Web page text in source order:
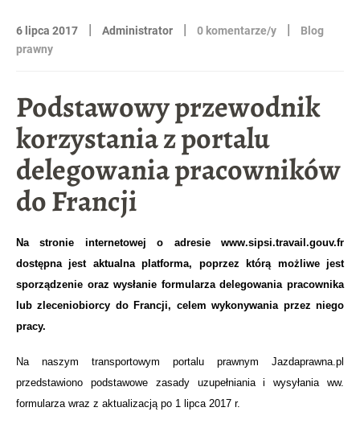
6 lipca 2017 | Administrator | 0 komentarze/y |
Blog
prawny
Podstawowy przewodnik
korzystania z portalu
delegowania pracowników
do Francji
Na stronie internetowej o adresie www.sipsi.travail.gouv.fr
dostępna jest aktualna platforma, poprzez którą możliwe jest
sporządzenie oraz wysłanie formularza delegowania pracownika
lub zleceniobiorcy do Francji, celem wykonywania przez niego
pracy.
Na naszym transportowym portalu prawnym Jazdaprawna.pl
przedstawiono podstawowe zasady uzupełniania i wysyłania ww.
formularza wraz z aktualizacją po 1 lipca 2017 r.